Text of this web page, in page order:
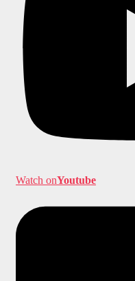
Watch onYoutube